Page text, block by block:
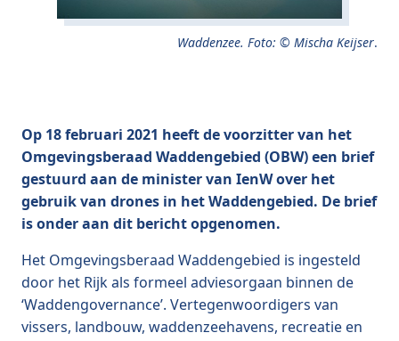
Waddenzee. Foto: © Mischa Keijser.
Op 18 februari 2021 heeft de voorzitter van het
Omgevingsberaad Waddengebied (OBW) een brief
gestuurd aan de minister van IenW over het
gebruik van drones in het Waddengebied. De brief
is onder aan dit bericht opgenomen.
Het Omgevingsberaad Waddengebied is ingesteld
door het Rijk als formeel adviesorgaan binnen de
‘Waddengovernance’. Vertegenwoordigers van
vissers, landbouw, waddenzeehavens, recreatie en